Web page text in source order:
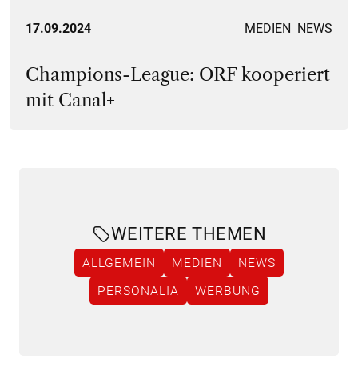
17.09.2024 MEDIEN NEWS
Champions-League: ORF kooperiert
mit Canal+
WEITERE THEMEN
ALLGEMEIN MEDIEN
NEWS
PERSONALIA
WERBUNG